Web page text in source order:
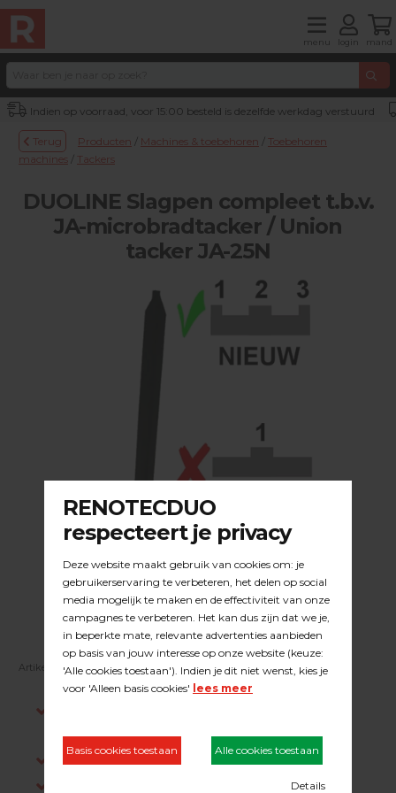
menu login mand
Indien op voorraad, voor 15:00 besteld is dezelfde werkdag verstuurd
Terug Producten / Machines & toebehoren / Toebehoren
machines / Tackers
DUOLINE Slagpen compleet t.b.v.
JA-microbradtacker / Union
tacker JA-25N
Artikelnummer:29.08.012
dezelfde werkdag verstuurd.
Gratis verzending in NL vanaf €200,-